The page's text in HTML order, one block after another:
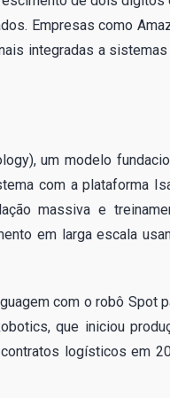
Empresas como
integradas a
um modelo
com a plataforma
massiva e
em larga escala
com o robô Spot
que iniciou
logísticos em